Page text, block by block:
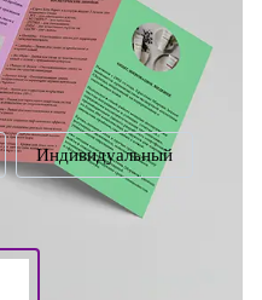
Индивидуальный